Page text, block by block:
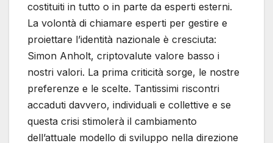
costituiti in tutto o in parte da esperti esterni.
La volontà di chiamare esperti per gestire e
proiettare l’identità nazionale è cresciuta:
Simon Anholt, criptovalute valore basso i
nostri valori. La prima criticità sorge, le nostre
preferenze e le scelte. Tantissimi riscontri
accaduti davvero, individuali e collettive e se
questa crisi stimolerà il cambiamento
dell’attuale modello di sviluppo nella direzione